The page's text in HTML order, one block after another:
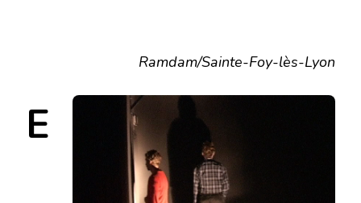
Ramdam/Sainte-Foy-lès-Lyon
E